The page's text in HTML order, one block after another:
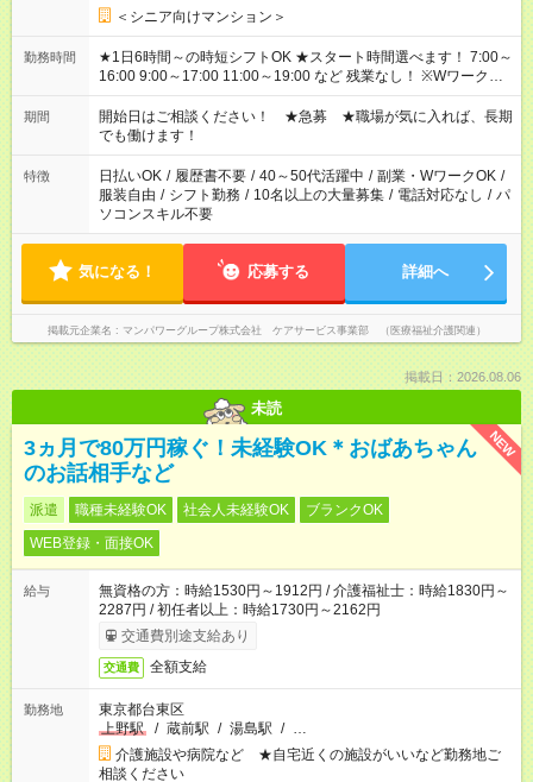
＜シニア向けマンション＞
勤務時間
★1日6時間～の時短シフトOK ★スタート時間選べます！ 7:00～
16:00 9:00～17:00 11:00～19:00 など 残業なし！ ※Wワークの
場合、他のお仕事と合わせ週40時間超の就業はご案内できませ
ん ※法令に基づき、週20時間以上勤務は社会保険への加入対象
となります ※労働者派遣法（日雇い派遣の原則禁止）により、
短時間・短期間の就業はご案内が難しい場合があります
期間
開始日はご相談ください！ ★急募 ★職場が気に入れば、長期
でも働けます！
特徴 日払いOK / 履歴書不要 / 40～50代活躍中 / 副業・WワークOK /
服装自由 / シフト勤務 / 10名以上の大量募集 / 電話対応なし / パ
ソコンスキル不要
気になる！ 応募する 詳細へ
掲載元企業名 マンパワーグループ株式会社 ケアサービス事業部 （医療福祉介護関連）
掲載日：2026.08.06
未読
NEW
3ヵ月で80万円稼ぐ！未経験OK＊おばあちゃん
のお話相手など
派遣 職種未経験OK 社会人未経験OK
ブランクOK
WEB登録・面接OK
給与
無資格の方：時給1530円～1912円 / 介護福祉士：時給1830円～
2287円 / 初任者以上：時給1730円～2162円
交通費別途支給あり
交通費 全額支給
勤務地
東京都台東区
上野駅
/ 蔵前駅 / 湯島駅 / …
介護施設や病院など ★自宅近くの施設がいいなど勤務地ご
相談ください